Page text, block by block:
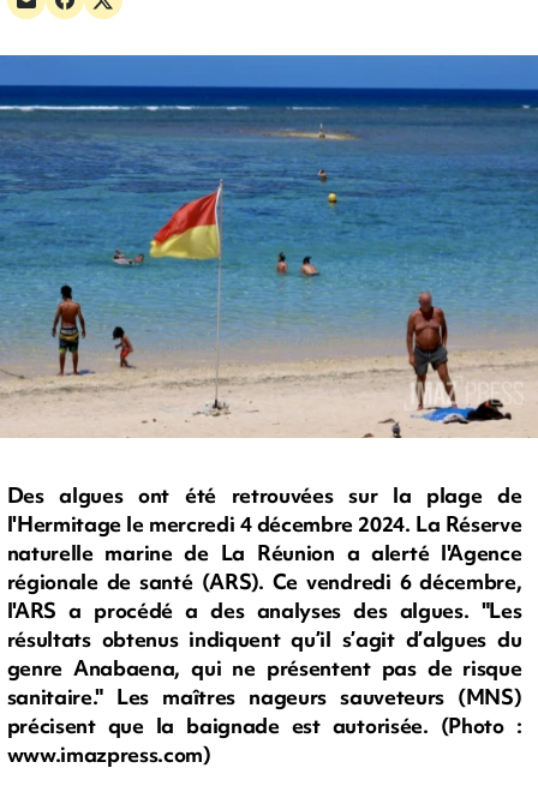
Des algues ont été retrouvées sur la plage de
l'Hermitage le mercredi 4 décembre 2024. La Réserve
naturelle marine de La Réunion a alerté l'Agence
régionale de santé (ARS). Ce vendredi 6 décembre,
l'ARS a procédé a des analyses des algues. "Les
résultats obtenus indiquent qu’il s’agit d’algues du
genre Anabaena, qui ne présentent pas de risque
sanitaire." Les maîtres nageurs sauveteurs (MNS)
précisent que la baignade est autorisée. (Photo :
www.imazpress.com)